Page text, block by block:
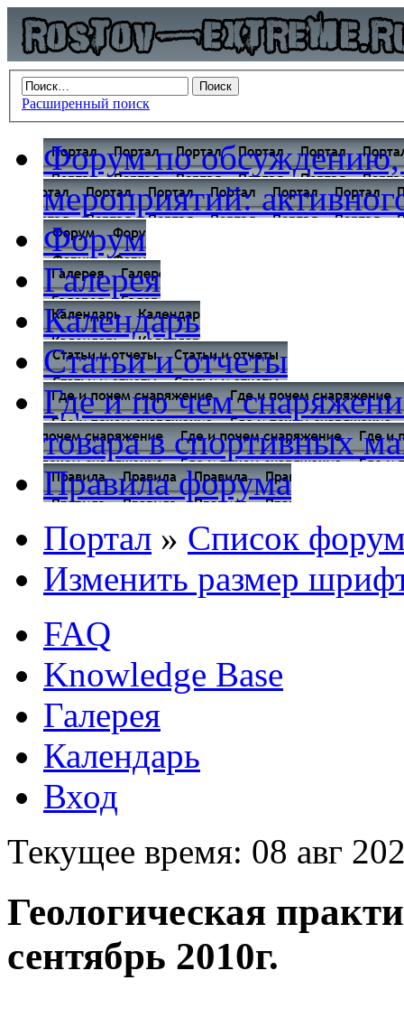
Расширенный поиск
Форум по обсуждению,
мероприятий:
Форум
Галерея
Календарь
Статьи и отчеты
Где и по чем
товара в спортивных
Правила форума
Портал » Список
Изменить размер
FAQ
Knowledge Base
Галерея
Календарь
Вход
Текущее время: 08 авг
Геологическая
сентябрь 2010г.